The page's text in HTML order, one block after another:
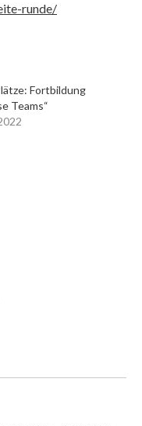
runde/
Fortbildung
Teams“